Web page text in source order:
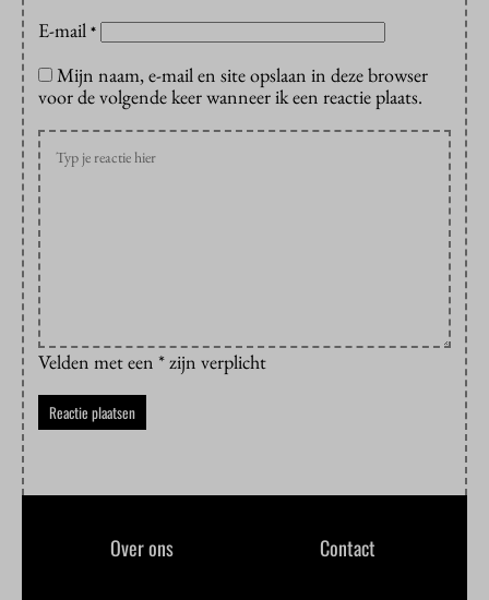
E-mail *
Mijn naam, e-mail en site opslaan in deze browser
voor de volgende keer wanneer ik een reactie plaats.
Velden met een * zijn verplicht
Over ons Contact